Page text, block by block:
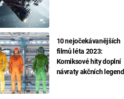
10 nejočekávanějších
filmů léta 2023:
Komiksové hity doplní
návraty akčních legend